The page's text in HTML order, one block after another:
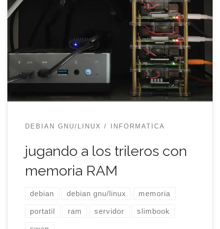
Hace unos meses vi un anuncio en LoboCompras
que comentaba que sólo quedaban dos pastillas
de memoria RAM para portátil a un precio tirado y,
sin saber muy bien para qué, las compré. Pensé en
duplicarle a xata (mi computadora SlimBook) sus
16GB que traía de fábrica y ese era […]
DEBIAN GNU/LINUX INFORMATICA
jugando a los trileros con
memoria RAM
debian debian gnu/linux memoria
portatil ram servidor slimbook